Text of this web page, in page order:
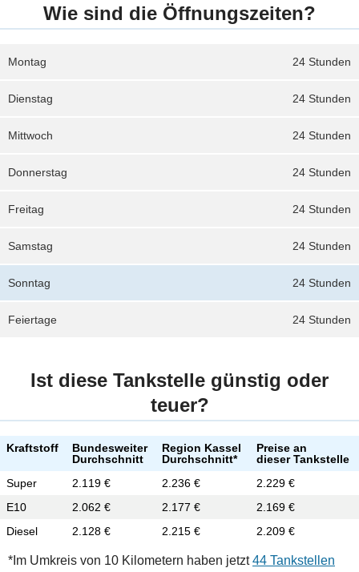
Wie sind die Öffnungszeiten?
24 Stunden
Montag
24 Stunden
Dienstag
24 Stunden
Mittwoch
24 Stunden
Donnerstag
24 Stunden
Freitag
24 Stunden
Samstag
24 Stunden
Sonntag
24 Stunden
Feiertage
Ist diese Tankstelle günstig oder
teuer?
Kraftstoff
Bundesweiter
Durchschnitt
Region Kassel
Durchschnitt*
Preise an
dieser Tankstelle
Super
2.119 € 2.236 €
2.229 €
E10
2.062 € 2.177 €
2.169 €
Diesel
2.128 € 2.215 € 2.209 €
*Im Umkreis von 10 Kilometern haben jetzt44 Tankstellen